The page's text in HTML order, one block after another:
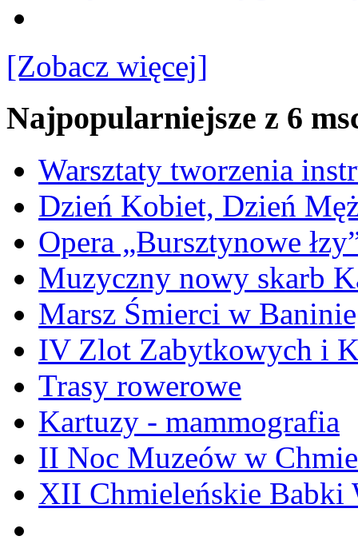
[Zobacz więcej]
Najpopularniejsze z 6
Warsztaty tworzenia
Dzień Kobiet, Dzień
Opera „Bursztynowe
Muzyczny nowy skarb
Marsz Śmierci w
IV Zlot Zabytkowych i
Trasy rowerowe
Kartuzy - mammografia
II Noc Muzeów w
XII Chmieleńskie Babki